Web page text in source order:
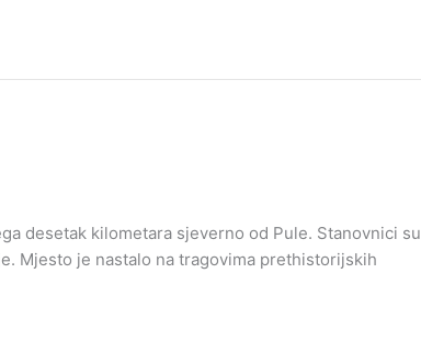
desetak kilometara sjeverno od Pule. Stanovnici su
Mjesto je nastalo na tragovima prethistorijskih